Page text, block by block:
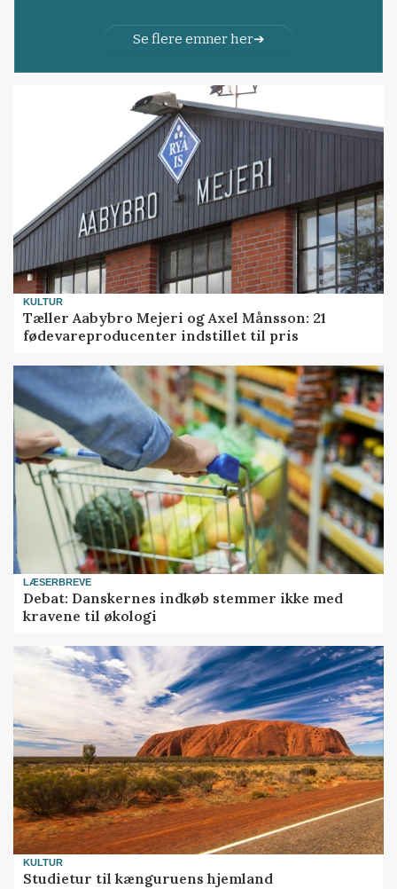
Se flere emner her
KULTUR
Tæller Aabybro Mejeri og Axel Månsson: 21
fødevareproducenter indstillet til pris
LÆSERBREVE
Debat: Danskernes indkøb stemmer ikke med
kravene til økologi
KULTUR
Studietur til kænguruens hjemland